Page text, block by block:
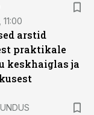
arstid
praktikale
keskhaiglas ja